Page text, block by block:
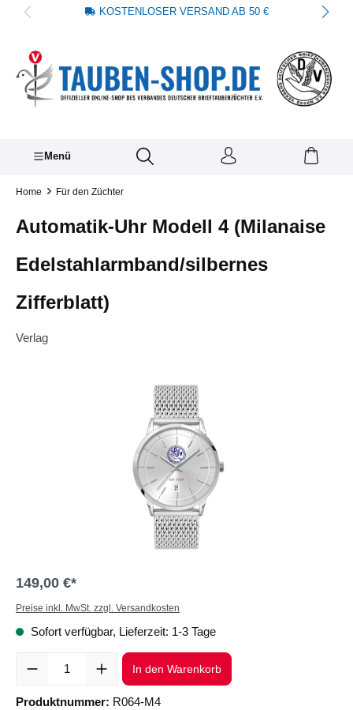
springen KOSTENLOSER VERSAND AB 50 €
Menü
Home Für den Züchter
Automatik-Uhr Modell 4 (Milanaise
Edelstahlarmband/silbernes
Zifferblatt)
Verlag
149,00 €*
Preise inkl. MwSt. zzgl. Versandkosten
Sofort verfügbar, Lieferzeit: 1-3 Tage
Produkt Anzahl: Gib den gewünschten Wert ein oder benutze die
In den Warenkorb
Produktnummer: R064-M4